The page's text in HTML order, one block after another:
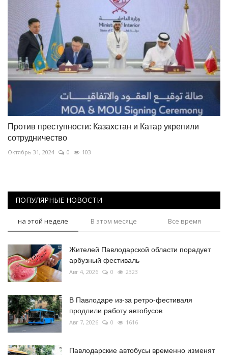
Против преступности: Казахстан и Катар укрепили
сотрудничество
Октябрь 31, 2024 0 103
ПОПУЛЯРНЫЕ НОВОСТИ
на этой неделе В этом месяце Все время
Жителей Павлодарской области порадует
арбузный фестиваль
Авг 4, 2026 0 2323
В Павлодаре из-за ретро-фестиваля
продлили работу автобусов
Авг 7, 2026 0 1616
Павлодарские автобусы временно изменят